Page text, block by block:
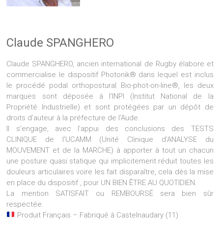
Claude SPANGHERO
Claude SPANGHERO, ancien international de Rugby élabore et
commercialise le dispositif Photonik® dans lequel est inclus
le procédé podal orthopostural Bio-phot-on-line®, les deux
marques sont déposée à l’INPI (Institut National de la
Propriété Industrielle) et sont protégées par un dépôt de
droits d’auteur à la préfecture de l’Aude.
Il s’engage, avec l’appui des conclusions des TESTS
CLINIQUE de l’UCAMM (Unité Clinique d’ANALYSE du
MOUVEMENT et de la MARCHE) à apporter à tout un chacun
une posture quasi statique qui implicitement réduit toutes les
douleurs articulaires voire les fait disparaître, cela dès la mise
en place du dispositif , pour UN BIEN ÊTRE AU QUOTIDIEN.
La mention SATISFAIT ou REMBOURSÉ sera bien sûr
respectée.
Produit Français – Fabriqué à Castelnaudary (11)